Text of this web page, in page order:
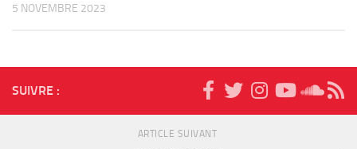
5 NOVEMBRE 2023
SUIVRE :
ARTICLE SUIVANT